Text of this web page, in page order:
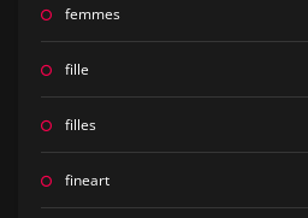
femmes
fille
filles
fineart